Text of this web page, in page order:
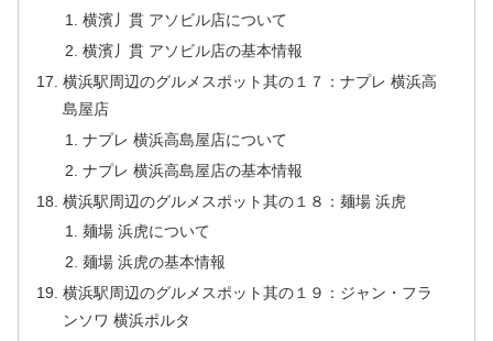
横濱丿貫 アソビル店について
横濱丿貫 アソビル店の基本情報
横浜駅周辺のグルメスポット其の１７：ナプレ 横浜高
島屋店
ナプレ 横浜高島屋店について
ナプレ 横浜高島屋店の基本情報
横浜駅周辺のグルメスポット其の１８：麺場 浜虎
麺場 浜虎について
麺場 浜虎の基本情報
横浜駅周辺のグルメスポット其の１９：ジャン・フラ
ンソワ 横浜ポルタ